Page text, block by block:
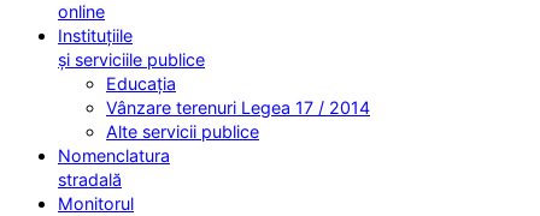
online
Instituțiile
și serviciile publice
Educația
Vânzare terenuri Legea 17 / 2014
Alte servicii publice
Nomenclatura
stradală
Monitorul